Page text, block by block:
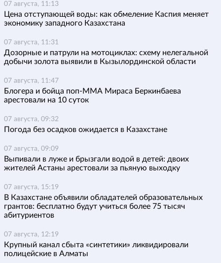
07 августа, 11:13
Цена отступающей воды: как обмеление Каспия меняет
экономику западного Казахстана
07 августа, 11:31
Дозорные и патрули на мотоциклах: схему нелегальной
добычи золота выявили в Кызылординской области
07 августа, 11:47
Блогера и бойца поп-ММА Мираса Беркинбаева
арестовали на 10 суток
07 августа, 09:32
Погода без осадков ожидается в Казахстане
07 августа, 09:09
Выпивали в луже и брызгали водой в детей: двоих
жителей Астаны арестовали за пьяную выходку
07 августа, 15:19
В Казахстане объявили обладателей образовательных
грантов: бесплатно будут учиться более 75 тысяч
абитуриентов
07 августа, 12:19
Крупный канал сбыта «синтетики» ликвидировали
полицейские в Алматы